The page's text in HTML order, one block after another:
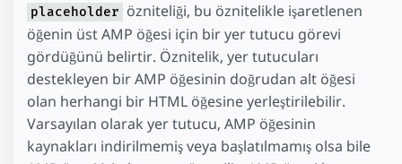
placeholder özniteliği, bu öznitelikle işaretlenen
öğenin üst AMP öğesi için bir yer tutucu görevi
gördüğünü belirtir. Öznitelik, yer tutucuları
destekleyen bir AMP öğesinin doğrudan alt öğesi
olan herhangi bir HTML öğesine yerleştirilebilir.
Varsayılan olarak yer tutucu, AMP öğesinin
kaynakları indirilmemiş veya başlatılmamış olsa bile